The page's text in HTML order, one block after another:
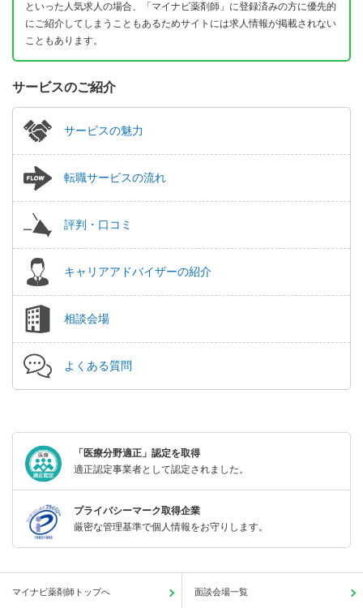
といった人気求人の場合、「マイナビ薬剤師」に登録済みの方に優先的
にご紹介してしまうこともあるためサイトには求人情報が掲載されない
こともあります。
サービスのご紹介
サービスの魅力
転職サービスの流れ
評判・口コミ
キャリアアドバイザーの紹介
相談会場
よくある質問
「医療分野適正」認定を取得
適正認定事業者として認定されました。
プライバシーマーク取得企業
厳密な管理基準で個人情報をお守りします。
マイナビ薬剤師トップへ 面談会場一覧